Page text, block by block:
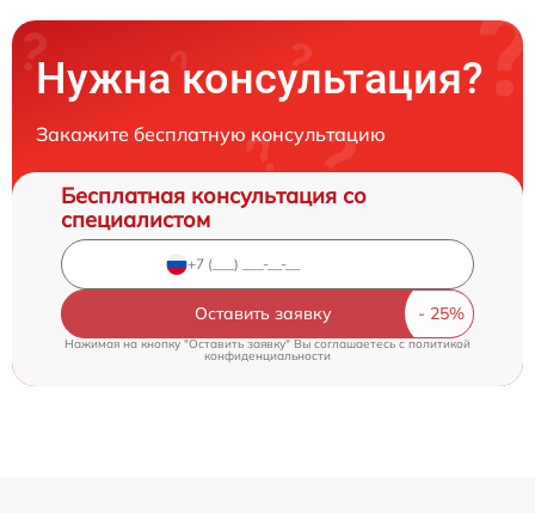
Нужна консультация?
Закажите бесплатную консультацию
Бесплатная консультация со
специалистом
Оставить заявку
Нажимая на кнопку "Оставить заявку" Вы соглашаетесь cполитикой
конфиденциальности